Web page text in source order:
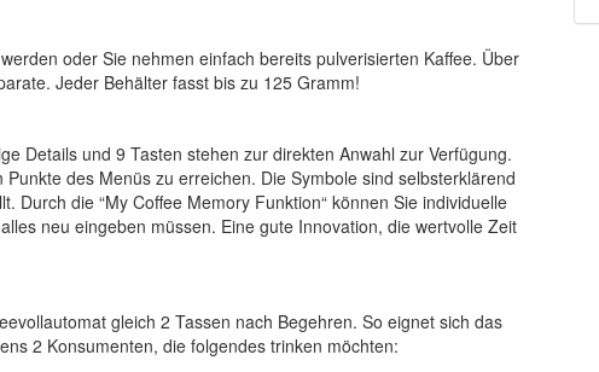
oder Sie nehmen einfach bereits pulverisierten Kaffee. Über
Jeder Behälter fasst bis zu 125 Gramm!
Details und 9 Tasten stehen zur direkten Anwahl zur Verfügung.
des Menüs zu erreichen. Die Symbole sind selbsterklärend
Durch die “My Coffee Memory Funktion“ können Sie individuelle
neu eingeben müssen. Eine gute Innovation, die wertvolle Zeit
gleich 2 Tassen nach Begehren. So eignet sich das
2 Konsumenten, die folgendes trinken möchten: